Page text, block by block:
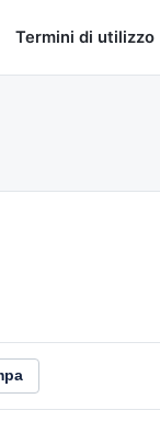
Termini di utilizzo